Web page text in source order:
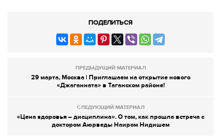
ПОДЕЛИТЬСЯ
ПРЕДЫДУЩИЙ МАТЕРИАЛ
29 марта, Москва | Приглашаем на открытие нового
«Джаганната» в Таганском районе!
СЛЕДУЮЩИЙ МАТЕРИАЛ
«Цена здоровья – дисциплина». О том, как прошла встреча с
доктором Аюрведы Наиром Нидишем